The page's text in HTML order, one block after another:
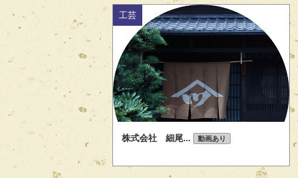
工芸
株式会社 細尾... 動画あり